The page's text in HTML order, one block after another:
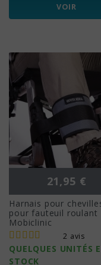
VOIR
Prix
21,95 €
Harnais pour
pour fauteuil roulant
Mobiclinic
2 avis
QUELQUES UNITÉS
STOCK